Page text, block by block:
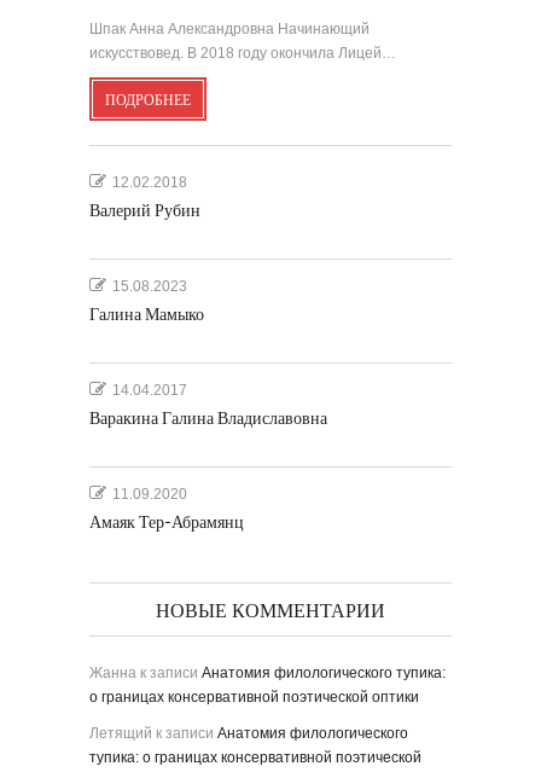
Шпак Анна Александровна Начинающий
искусствовед. В 2018 году окончила Лицей…
ПОДРОБНЕЕ
12.02.2018
Валерий Рубин
15.08.2023
Галина Мамыко
14.04.2017
Варакина Галина Владиславовна
11.09.2020
Амаяк Тер-Абрамянц
НОВЫЕ КОММЕНТАРИИ
Жанна к записи Анатомия филологического тупика:
о границах консервативной поэтической оптики
Летящий к записи Анатомия филологического
тупика: о границах консервативной поэтической